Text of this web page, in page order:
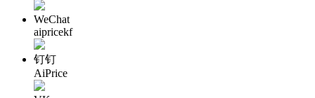
WeChat
aipricekf
钉钉
AiPrice